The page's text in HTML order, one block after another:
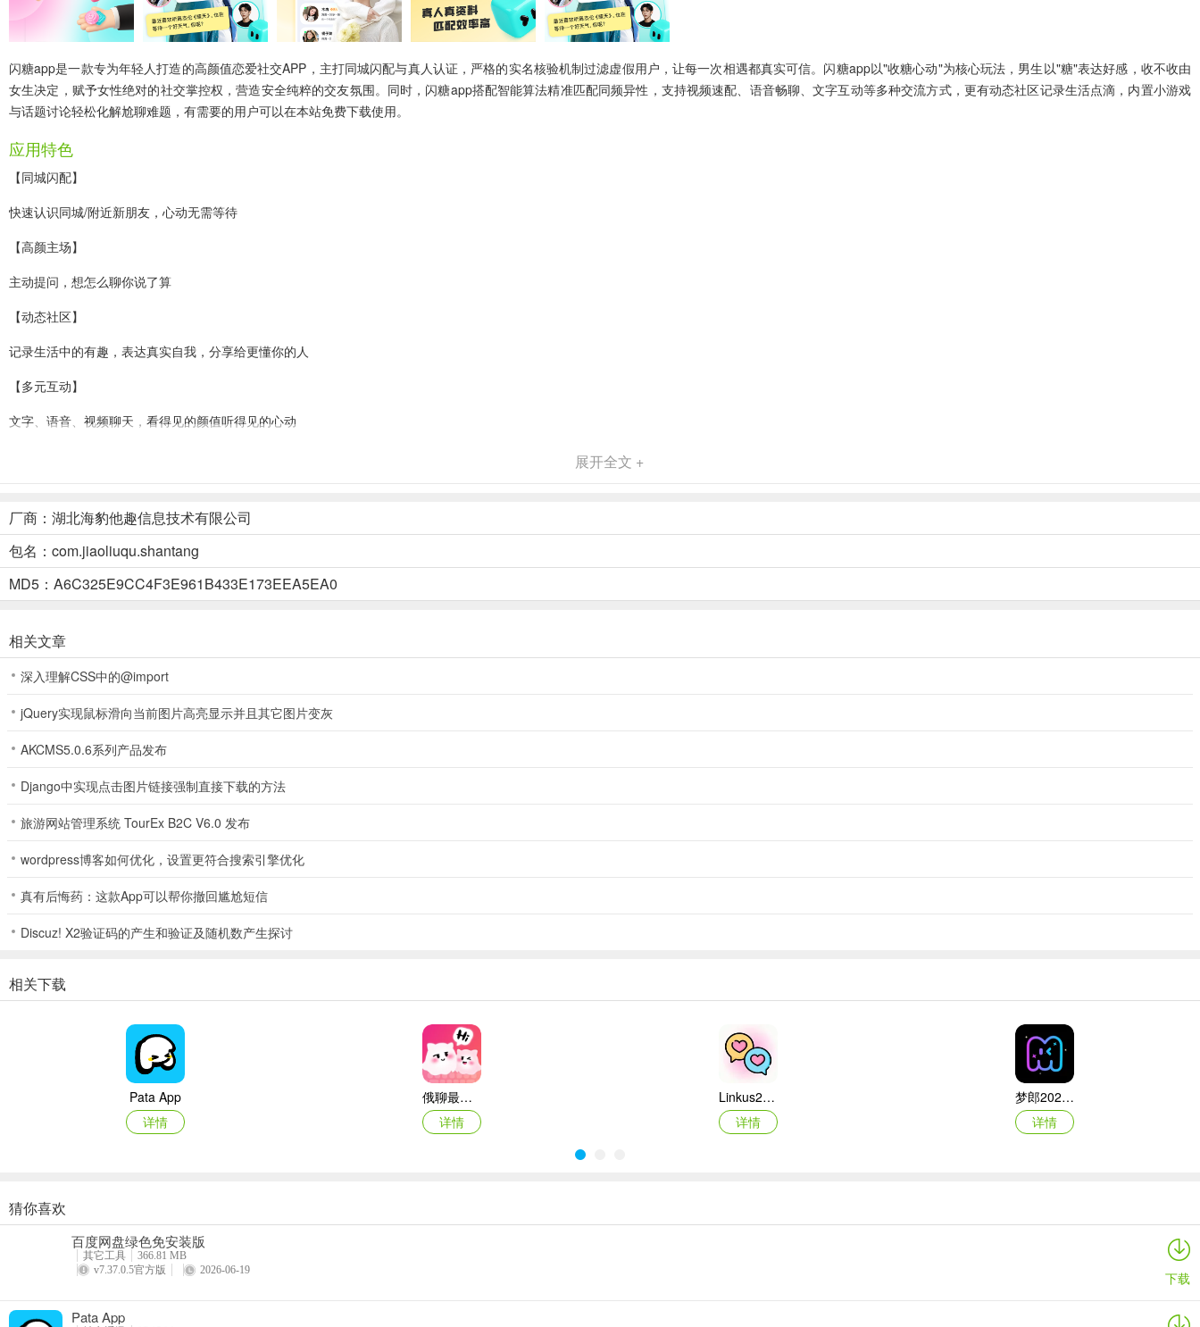
闪糖app是一款专为年轻人打造的高颜值恋爱社交APP，主打同城闪配与真人认证，严格的实名核验机制过滤虚假用户，让每一次相遇都真实可信。闪糖app以"收糖心动"为核心玩法，男生以"糖"表达好感，收不收由
女生决定，赋予女性绝对的社交掌控权，营造安全纯粹的交友氛围。同时，闪糖app搭配智能算法精准匹配同频异性，支持视频速配、语音畅聊、文字互动等多种交流方式，更有动态社区记录生活点滴，内置小游戏
与话题讨论轻松化解尬聊难题，有需要的用户可以在本站免费下载使用。
应用特色
【同城闪配】
快速认识同城/附近新朋友，心动无需等待
【高颜主场】
主动提问，想怎么聊你说了算
【动态社区】
记录生活中的有趣，表达真实自我，分享给更懂你的人
【多元互动】
文字、语音、视频聊天，看得见的颜值听得见的心动
3、正因这份安全与掌控感，闪糖正在成为优质颜值女性用户向往、奔赴的恋爱社区。
展开全文 +
厂商：湖北海豹他趣信息技术有限公司
包名：com.jiaoliuqu.shantang
MD5：A6C325E9CC4F3E961B433E173EEA5EA0
相关文章
深入理解CSS中的@import
jQuery实现鼠标滑向当前图片高亮显示并且其它图片变灰
AKCMS5.0.6系列产品发布
Django中实现点击图片链接强制直接下载的方法
旅游网站管理系统 TourEx B2C V6.0 发布
wordpress博客如何优化，设置更符合搜索引擎优化
真有后悔药：这款App可以帮你撤回尴尬短信
Discuz! X2验证码的产生和验证及随机数产生探讨
相关下载
Pata App
详情
俄聊最新手机版
详情
Linkus2最新手机版
详情
梦郎2026官方最新版本
详情
陪玩电竞
详情
Ocha App
Shine拾光app
心动几何
猜你喜欢
百度网盘绿色免安装版
其它工具
366.81 MB
v7.37.0.5官方版
2026-06-19 下载
Pata App